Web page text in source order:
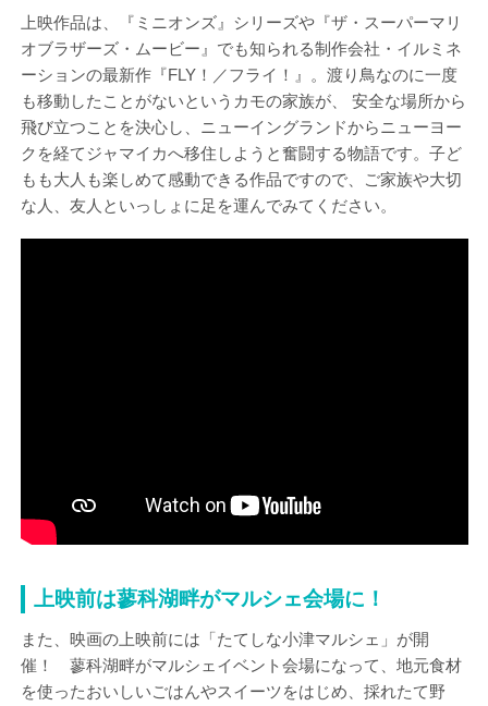
上映作品は、『ミニオンズ』シリーズや『ザ・スーパーマリ
オブラザーズ・ムービー』でも知られる制作会社・イルミネ
ーションの最新作『FLY！／フライ！』。渡り鳥なのに一度
も移動したことがないというカモの家族が、 安全な場所から
飛び立つことを決心し、ニューイングランドからニューヨー
クを経てジャマイカへ移住しようと奮闘する物語です。子ど
もも大人も楽しめて感動できる作品ですので、ご家族や大切
な人、友人といっしょに足を運んでみてください。
上映前は蓼科湖畔がマルシェ会場に！
また、映画の上映前には「たてしな小津マルシェ」が開
催！ 蓼科湖畔がマルシェイベント会場になって、地元食材
を使ったおいしいごはんやスイーツをはじめ、採れたて野